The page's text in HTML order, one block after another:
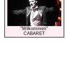
"Wilkommen"
CABARET